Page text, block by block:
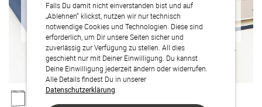
Falls Du damit nicht einverstanden bist und auf
„Ablehnen“ klickst, nutzen wir nur technisch
notwendige Cookies und Technologien. Diese sind
erforderlich, um Dir unsere Seiten sicher und
zuverlässig zur Verfügung zu stellen. All dies
geschieht nur mit Deiner Einwilligung. Du kannst
Deine Einwilligung jederzeit ändern oder widerrufen.
Alle Details findest Du in unserer
Datenschutzerklärung
Produkt nicht mehr verfügbar